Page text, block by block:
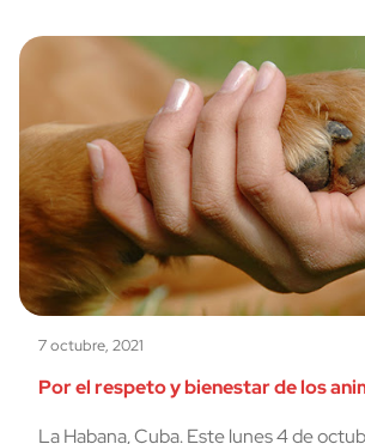
7 octubre, 2021
Por el respeto y bienestar de los
La Habana, Cuba. Este lunes 4 de